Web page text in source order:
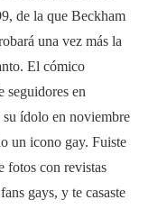
de la que Beckham
una vez más la
El cómico
seguidores en
ídolo en noviembre
un icono gay. Fuiste
fotos con revistas
gays, y te casaste